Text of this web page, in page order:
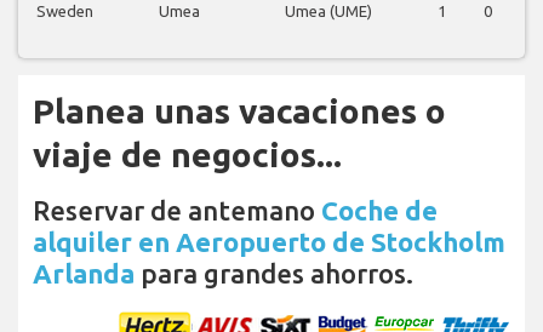
Sweden Umea Umea (UME) 1 0
Planea unas vacaciones o
viaje de negocios...
Reservar de antemano Coche de
alquiler en Aeropuerto de Stockholm
Arlanda para grandes ahorros.